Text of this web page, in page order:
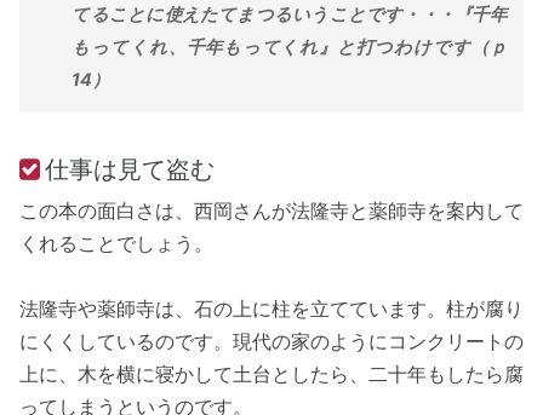
てることに使えたてまつるいうことです・・・『千年
もってくれ、千年もってくれ』と打つわけです（ｐ
14）
仕事は見て盗む
この本の面白さは、西岡さんが法隆寺と薬師寺を案内して
くれることでしょう。
法隆寺や薬師寺は、石の上に柱を立てています。柱が腐り
にくくしているのです。現代の家のようにコンクリートの
上に、木を横に寝かして土台としたら、二十年もしたら腐
ってしまうというのです。